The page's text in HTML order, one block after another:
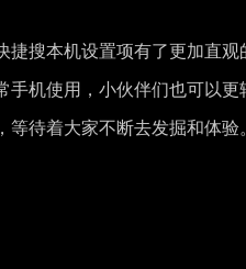
搜本机设置项有了更加直
手机使用，小伙伴们也可以
待着大家不断去发掘和体验